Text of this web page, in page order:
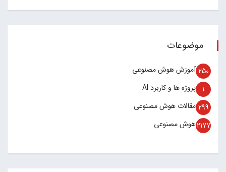
موضوعات
آموزش هوش مصنوعی 250
پروژه ها و کاربرد AI 1
مقالات هوش مصنوعی 299
هوش مصنوعی2177